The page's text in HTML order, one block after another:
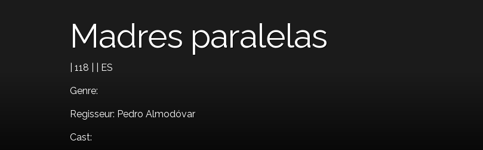
Madres paralelas
| 118 | | ES
Genre:
Regisseur: Pedro Almodóvar
Cast: